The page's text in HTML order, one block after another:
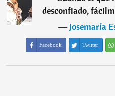
desconfiado,
―Josemaría
Facebook Twitter